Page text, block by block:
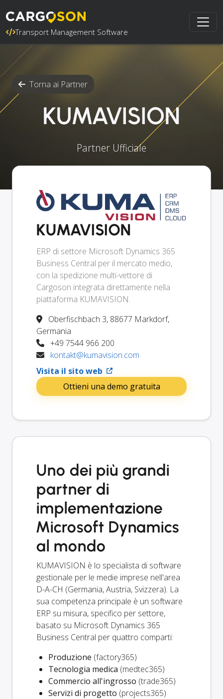
Transport Management Software
Torna ai Partner
KUMAVISION
Partner Ufficiale
KUMAVISION
ERP di settore Microsoft Dynamics 365
Business Central per il mercato medio,
con la spedizione multi-vettore di
Cargoson integrata direttamente nella
piattaforma KUMAVISION.
Oberfischbach 3, 88677 Markdorf,
Germania
+49 7544 966 200
kontakt@kumavision.com
Visita il sito web
Ottieni una demo gratuita
Uno dei più grandi
partner di
implementazione
Microsoft Dynamics
al mondo
KUMAVISION è lo specialista di software
gestionale per le medie imprese nell'area
D-A-CH (Germania, Austria, Svizzera). La
sua competenza principale è un software
ERP su misura, specifico per settore,
basato su Microsoft Dynamics 365
Business Central per quattro comparti:
Produzione (factory365)
Tecnologia medica (medtec365)
Commercio all'ingrosso (trade365)
Servizi di progetto (projects365)